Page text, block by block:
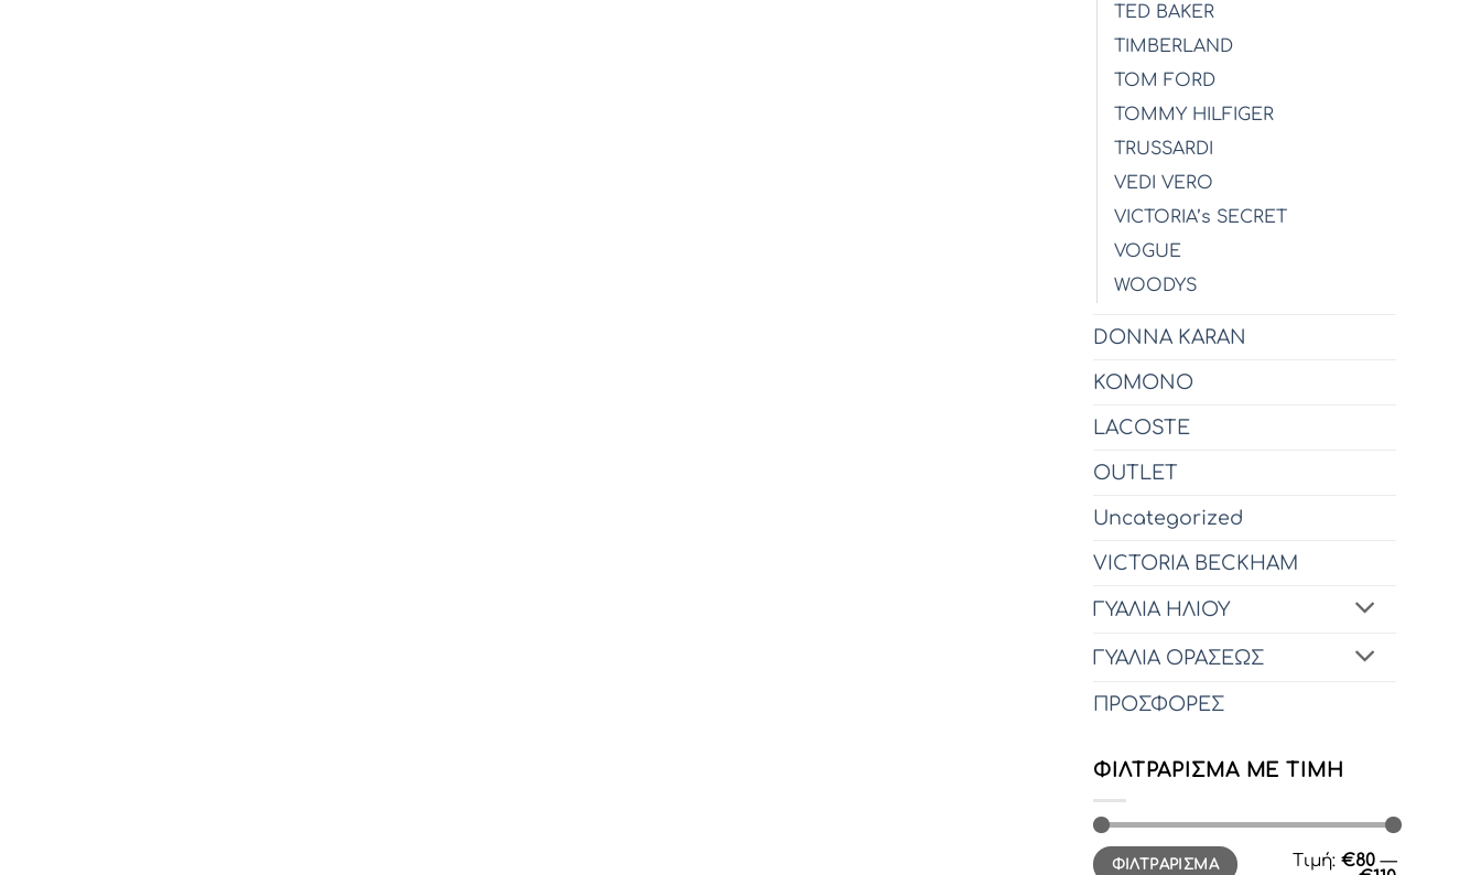
TED BAKER
TIMBERLAND
TOM FORD
TOMMY HILFIGER
TRUSSARDI
VEDI VERO
VICTORIA’s SECRET
VOGUE
WOODYS
DONNA KARAN
KOMONO
LACOSTE
OUTLET
Uncategorized
VICTORIA BECKHAM
ΓΥΑΛΙΑ ΗΛΙΟΥ
ΓΥΑΛΙΑ ΟΡΑΣΕΩΣ
ΠΡΟΣΦΟΡΕΣ
ΦΙΛΤΡΆΡΙΣΜΑ ΜΕ ΤΙΜΉ
Ελάχιστη
τιμή
Μέγιστη
τιμήΦΙΛΤΡΆΡΙΣΜΑ Τιμή: €80 —